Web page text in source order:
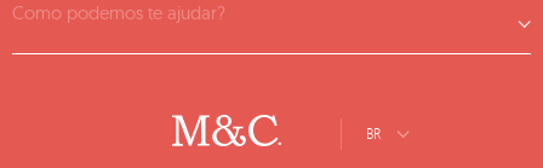
Como podemos te ajudar?
BR